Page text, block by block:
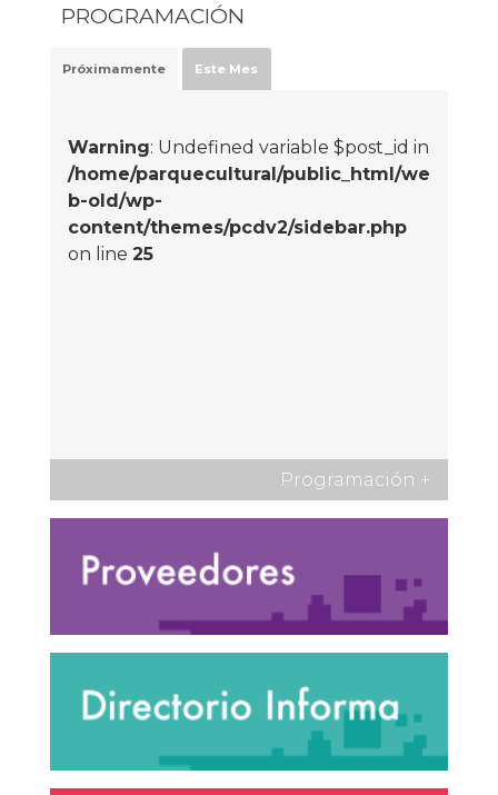
PROGRAMACIÓN
Próximamente Este Mes
Warning: Undefined variable $post_id in
/home/parquecultural/public_html/we
b-old/wp-
content/themes/pcdv2/sidebar.php
on line 25
Programación +